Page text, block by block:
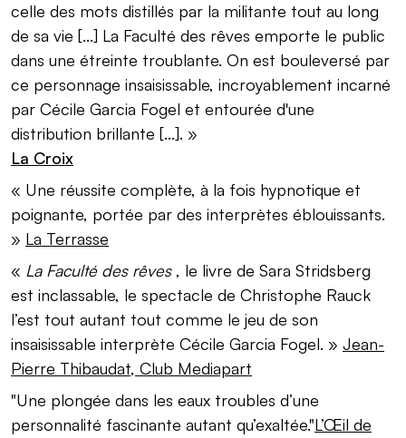
celle des mots distillés par la militante tout au long
de sa vie [...] La Faculté des rêves emporte le public
dans une étreinte troublante. On est bouleversé par
ce personnage insaisissable, incroyablement incarné
par Cécile Garcia Fogel et entourée d'une
distribution brillante [...]. »
La Croix
« Une réussite complète, à la fois hypnotique et
poignante, portée par des interprètes éblouissants.
» La Terrasse
« La Faculté des rêves, le livre de Sara Stridsberg
est inclassable, le spectacle de Christophe Rauck
l’est tout autant tout comme le jeu de son
insaisissable interprète Cécile Garcia Fogel. » Jean-
Pierre Thibaudat, Club Mediapart
"Une plongée dans les eaux troubles d’une
personnalité fascinante autant qu’exaltée."L’Œil de